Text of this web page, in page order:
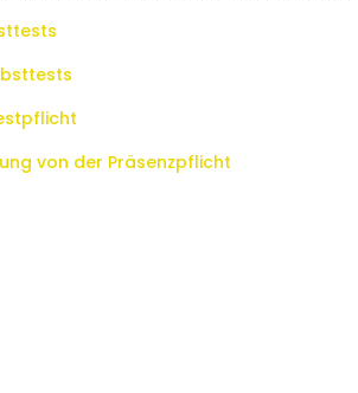
von der Präsenzpflicht